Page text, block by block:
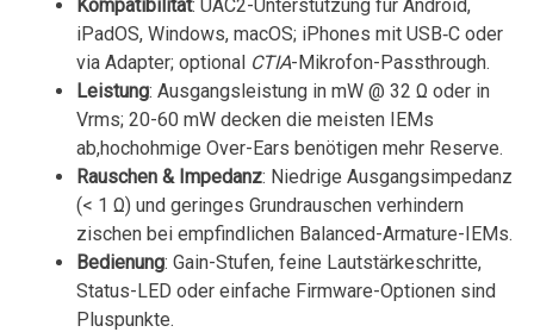
Kompatibilität: UAC2-Unterstützung für Android,⁣
iPadOS, Windows, macOS; iPhones mit ‌USB‑C oder‍
via Adapter; optional CTIA-Mikrofon-Passthrough.
Leistung: Ausgangsleistung ​in mW @ 32 Ω oder in
Vrms; 20-60 mW ‌decken die meisten IEMs
ab,hochohmige Over-Ears‍ benötigen mehr ⁤Reserve.
Rauschen & Impedanz: Niedrige Ausgangsimpedanz
(< 1 ‍Ω)​ und geringes Grundrauschen verhindern
zischen bei empfindlichen Balanced-Armature-IEMs.
Bedienung: Gain-Stufen, feine Lautstärkeschritte,
Status-LED oder einfache Firmware-Optionen sind
Pluspunkte.